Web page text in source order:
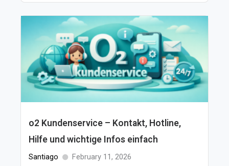
o2 Kundenservice – Kontakt, Hotline,
Hilfe und wichtige Infos einfach
Santiago February 11, 2026